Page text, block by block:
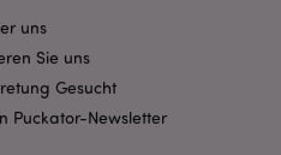
uns
Sie uns
Gesucht
Puckator-Newsletter